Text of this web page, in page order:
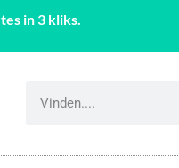
in 3 kliks.